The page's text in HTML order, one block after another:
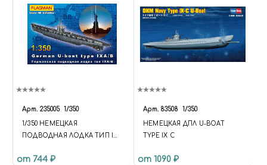
Арт. 235005 1/350
1/350 НЕМЕЦКАЯ
ПОДВОДНАЯ ЛОДКА ТИП IX
от 744 ₽
Арт. 83508 1/350
НЕМЕЦКАЯ ДПЛ U-BOAT
TYPE IX C
от 1090 ₽